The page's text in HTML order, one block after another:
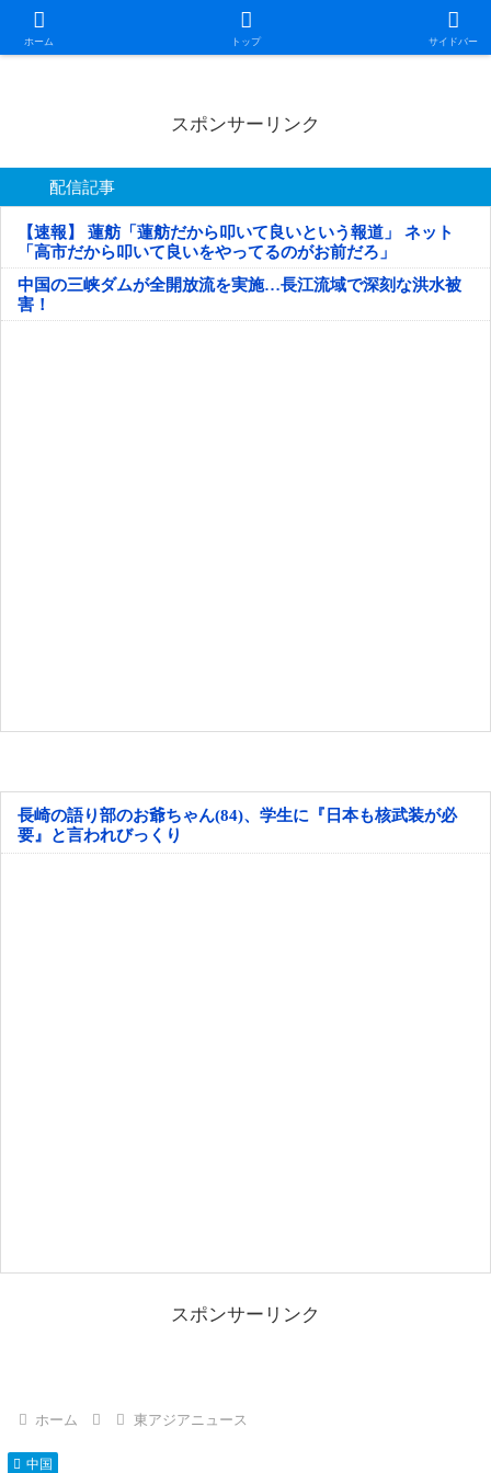
ホーム トップ サイドバー
日本第一！ニュース録
スポンサーリンク
配信記事
【速報】 蓮舫「蓮舫だから叩いて良いという報道」 ネット
「高市だから叩いて良いをやってるのがお前だろ」
中国の三峡ダムが全開放流を実施…長江流域で深刻な洪水被
害！
長崎の語り部のお爺ちゃん(84)、学生に『日本も核武装が必
要』と言われびっくり
スポンサーリンク
ホーム 東アジアニュース
中国